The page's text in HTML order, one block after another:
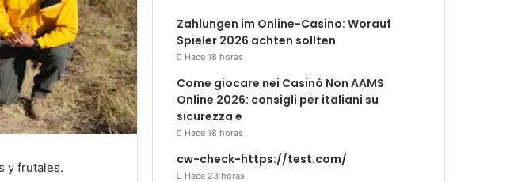
y frutales.
Zahlungen im Online-Casino: Worauf
Spieler 2026 achten sollten
Hace 18 horas
Come giocare nei Casinò Non AAMS
Online 2026: consigli per italiani su
sicurezza e
Hace 18 horas
cw-check-https://test.com/
Hace 23 horas